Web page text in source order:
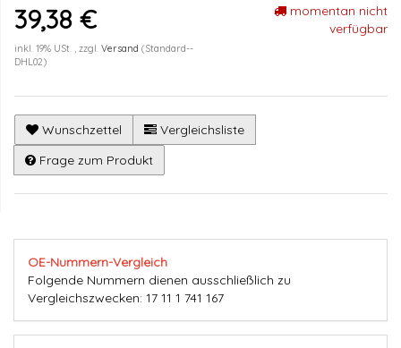
39,38 €
inkl. 19% USt. , zzgl. Versand (Standard--
DHL02)
momentan nicht
verfügbar
Wunschzettel
Vergleichsliste
Frage zum Produkt
OE-Nummern-Vergleich
Folgende Nummern dienen ausschließlich zu
Vergleichszwecken: 17 11 1 741 167